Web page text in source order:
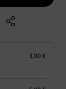
3,90 €